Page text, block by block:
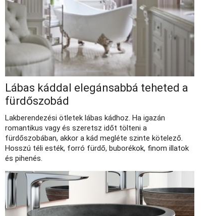
Lábas káddal elegánsabbá teheted a
fürdőszobád
Lakberendezési ötletek lábas kádhoz. Ha igazán
romantikus vagy és szeretsz időt tölteni a
fürdőszobában, akkor a kád megléte szinte kötelező.
Hosszú téli esték, forró fürdő, buborékok, finom illatok
és pihenés.